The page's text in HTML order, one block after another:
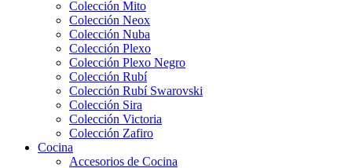
Colección Mito
Colección Neox
Colección Nuba
Colección Plexo
Colección Plexo Negro
Colección Rubí
Colección Rubí Swarovski
Colección Sira
Colección Victoria
Colección Zafiro
Cocina
Accesorios de Cocina